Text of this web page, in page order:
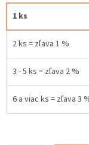
1 ks
2 ks = zľava 1 %
3 - 5 ks = zľava 2 %
6 a viac ks = zľava 3